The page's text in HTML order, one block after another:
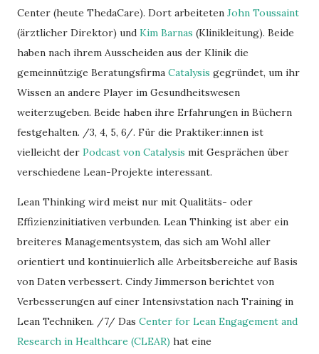
Center (heute ThedaCare). Dort arbeiteten John Toussaint
(ärztlicher Direktor) und Kim Barnas (Klinikleitung). Beide
haben nach ihrem Ausscheiden aus der Klinik die
gemeinnützige Beratungsfirma Catalysis gegründet, um ihr
Wissen an andere Player im Gesundheitswesen
weiterzugeben. Beide haben ihre Erfahrungen in Büchern
festgehalten. /3, 4, 5, 6/. Für die Praktiker:innen ist
vielleicht der Podcast von Catalysis mit Gesprächen über
verschiedene Lean-Projekte interessant.
Lean Thinking wird meist nur mit Qualitäts- oder
Effizienzinitiativen verbunden. Lean Thinking ist aber ein
breiteres Managementsystem, das sich am Wohl aller
orientiert und kontinuierlich alle Arbeitsbereiche auf Basis
von Daten verbessert. Cindy Jimmerson berichtet von
Verbesserungen auf einer Intensivstation nach Training in
Lean Techniken. /7/ Das Center for Lean Engagement and
Research in Healthcare (CLEAR) hat eine